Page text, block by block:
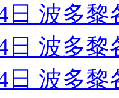
日 波多
日 波多
日 波多